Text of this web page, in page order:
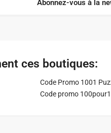
Abonnez-vous à la
ces boutiques:
Code Promo 1001
Code promo